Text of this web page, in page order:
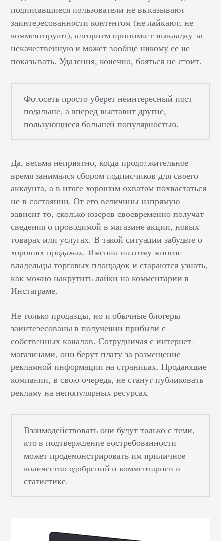
подписавшиеся пользователи не выказывают
заинтересованности контентом (не лайкают, не
комментируют), алгоритм принимает выкладку за
некачественную и может вообще никому ее не
показывать. Удаления, конечно, бояться не стоит.
Фотосеть просто уберет неинтересный пост
подальше, а вперед выставит другие,
пользующиеся большей популярностью.
Да, весьма неприятно, когда продолжительное
время занимался сбором подписчиков для своего
аккаунта, а в итоге хорошим охватом похвастаться
не в состоянии. От его величины напрямую
зависит то, сколько юзеров своевременно получат
сведения о проводимой в магазине акции, новых
товарах или услугах. В такой ситуации забудьте о
хороших продажах. Именно поэтому многие
владельцы торговых площадок и стараются узнать,
как можно накрутить лайки на комментарии в
Инстаграме.
Не только продавцы, но и обычные блогеры
заинтересованы в получении прибыли с
собственных каналов. Сотрудничая с интернет-
магазинами, они берут плату за размещение
рекламной информации на страницах. Продающие
компании, в свою очередь, не станут публиковать
рекламу на непопулярных ресурсах.
Взаимодействовать они будут только с теми,
кто в подтверждение востребованности
может продемонстрировать им приличное
количество одобрений и комментариев в
статистике.